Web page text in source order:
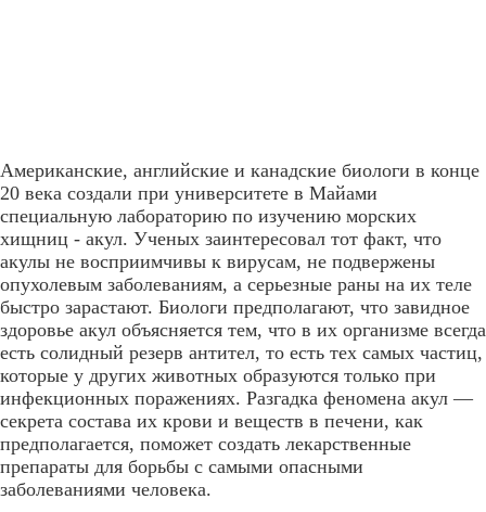
Американские, английские и канадские биологи в конце
20 века создали при университете в Майами
специальную лабораторию по изучению морских
хищниц - акул. Ученых заинтересовал тот факт, что
акулы не восприимчивы к вирусам, не подвержены
опухолевым заболеваниям, а серьезные раны на их теле
быстро зарастают. Биологи предполагают, что завидное
здоровье акул объясняется тем, что в их организме всегда
есть солидный резерв антител, то есть тех самых частиц,
которые у других животных образуются только при
инфекционных поражениях. Разгадка феномена акул —
секрета состава их крови и веществ в печени, как
предполагается, поможет создать лекарственные
препараты для борьбы с самыми опасными
заболеваниями человека.